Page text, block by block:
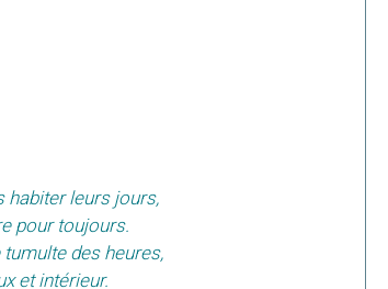
habiter leurs jours,
pour toujours.
des heures,
et intérieur.